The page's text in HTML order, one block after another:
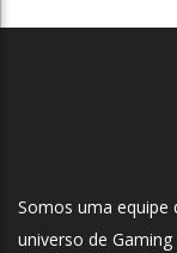
Somos uma equipe
universo de